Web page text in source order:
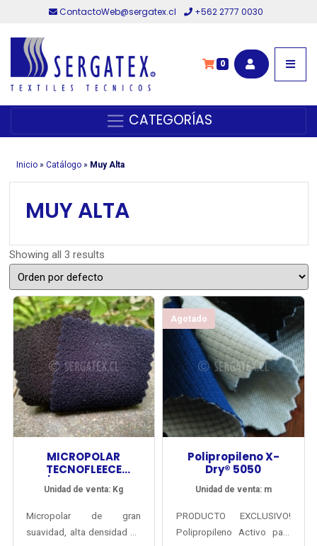
ContactoWeb@sergatex.cl +562 2777 0030
0
CATEGORÍAS
Inicio» Catálogo» Muy Alta
MUY ALTA
Showing all 3 results
MICROPOLAR
TECNOFLEECE
A/PILLING DOBLE
CARA
Unidad de venta: Kg
Micropolar de gran
suavidad, alta densidad de
Agotado
Polipropileno X-
Dry® 5050
Unidad de venta: m
PRODUCTO EXCLUSIVO!
Polipropileno Activo para